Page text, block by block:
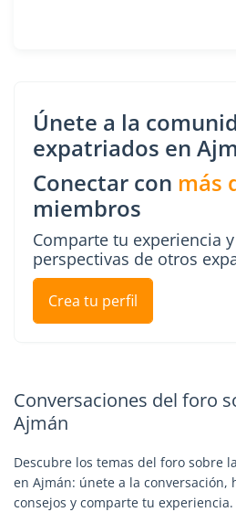
Únete a la
expatriados en
Conectar con más
miembros
Comparte tu experiencia
perspectivas de otros
Crea tu perfil
Conversaciones del foro
Ajmán
Descubre los temas del foro sobre
en Ajmán: únete a la conversación,
consejos y comparte tu experiencia.